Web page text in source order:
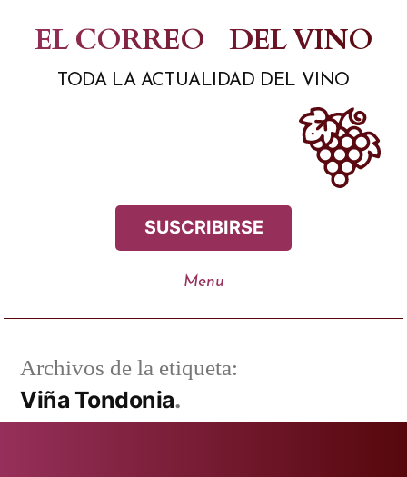
contenido
EL CORREO DEL VINO
TODA LA ACTUALIDAD DEL VINO
SUSCRIBIRSE
Archivos de la etiqueta:
Viña Tondonia